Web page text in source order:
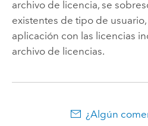
archivo de licencia, se
existentes de tipo de
aplicación con las licencias
archivo de licencias.
¿Algún